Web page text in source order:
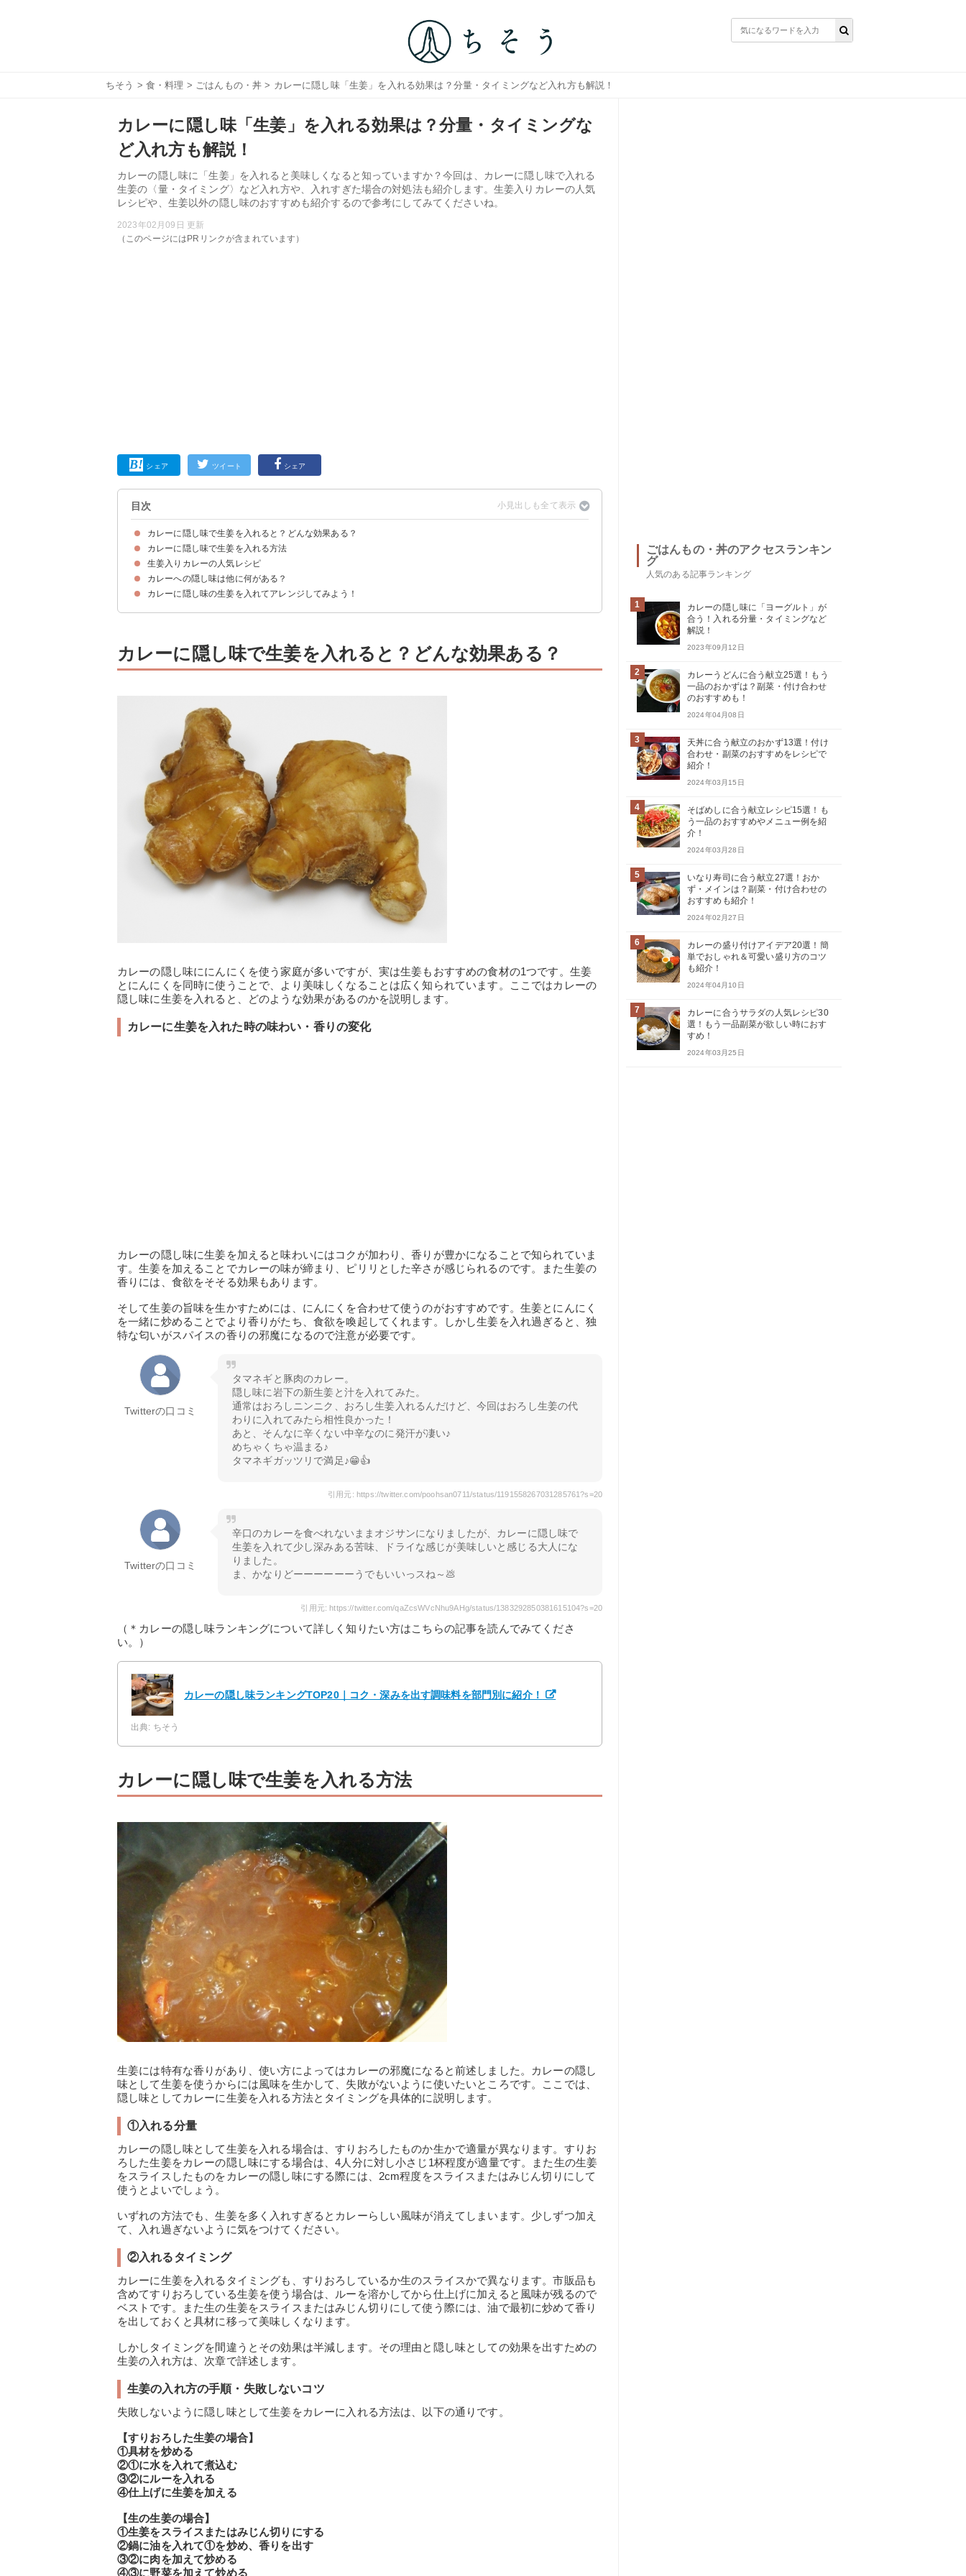
ちそう > 食・料理 > ごはんもの・丼 > カレーに隠し味「生姜」を入れる効果は？分量・タイミングなど入れ方も解説！
カレーに隠し味「生姜」を入れる効果は？分量・タイミングな
ど入れ方も解説！
カレーの隠し味に「生姜」を入れると美味しくなると知っていますか？今回は、カレーに隠し味で入れる
生姜の〈量・タイミング〉など入れ方や、入れすぎた場合の対処法も紹介します。生姜入りカレーの人気
レシピや、生姜以外の隠し味のおすすめも紹介するので参考にしてみてくださいね。
2023年02月09日 更新
（このページにはPRリンクが含まれています）
シェア ツイート シェア
目次
カレーに隠し味で生姜を入れると？どんな効果ある？
カレーに生姜を入れた時の味わい・香りの変化
カレーに隠し味で生姜を入れる方法
①入れる分量
②入れるタイミング
生姜の入れ方の手順・失敗しないコツ
カレーに生姜を入れすぎた場合の対処法は？
生姜入りカレーの人気レシピ
①キーマカレー
②和風カレー
③トマトカレー
カレーへの隠し味は他に何がある？
①チョコレート
②味噌
③コーヒー
カレーに隠し味の生姜を入れてアレンジしてみよう！
カレーに隠し味で生姜を入れると？どんな効果ある？
カレーの隠し味ににんにくを使う家庭が多いですが、実は生姜もおすすめの食材の1つです。生姜
とにんにくを同時に使うことで、より美味しくなることは広く知られています。ここではカレーの
隠し味に生姜を入れると、どのような効果があるのかを説明します。
カレーに生姜を入れた時の味わい・香りの変化
カレーの隠し味に生姜を加えると味わいにはコクが加わり、香りが豊かになることで知られていま
す。生姜を加えることでカレーの味が締まり、ピリリとした辛さが感じられるのです。また生姜の
香りには、食欲をそそる効果もあります。
そして生姜の旨味を生かすためには、にんにくを合わせて使うのがおすすめです。生姜とにんにく
を一緒に炒めることでより香りがたち、食欲を喚起してくれます。しかし生姜を入れ過ぎると、独
特な匂いがスパイスの香りの邪魔になるので注意が必要です。
Twitterの口コミ
タマネギと豚肉のカレー。
隠し味に岩下の新生姜と汁を入れてみた。
通常はおろしニンニク、おろし生姜入れるんだけど、今回はおろし生姜の代
わりに入れてみたら相性良かった！
あと、そんなに辛くない中辛なのに発汗が凄い♪
めちゃくちゃ温まる♪
タマネギガッツリで満足♪😁👍️
引用元: https://twitter.com/poohsan0711/status/1191558267031285761?s=20
Twitterの口コミ
辛口のカレーを食べれないままオジサンになりましたが、カレーに隠し味で
生姜を入れて少し深みある苦味、ドライな感じが美味しいと感じる大人にな
りました。
ま、かなりどーーーーーーうでもいいっスね～💩
引用元: https://twitter.com/qaZcsWVcNhu9AHg/status/1383292850381615104?s=20
（＊カレーの隠し味ランキングについて詳しく知りたい方はこちらの記事を読んでみてくださ
い。）
カレーの隠し味ランキングTOP20｜コク・深みを出す調味料を部門別に紹介！
出典: ちそう
カレーに隠し味で生姜を入れる方法
生姜には特有な香りがあり、使い方によってはカレーの邪魔になると前述しました。カレーの隠し
味として生姜を使うからには風味を生かして、失敗がないように使いたいところです。ここでは、
隠し味としてカレーに生姜を入れる方法とタイミングを具体的に説明します。
①入れる分量
カレーの隠し味として生姜を入れる場合は、すりおろしたものか生かで適量が異なります。すりお
ろした生姜をカレーの隠し味にする場合は、4人分に対し小さじ1杯程度が適量です。また生の生姜
をスライスしたものをカレーの隠し味にする際には、2cm程度をスライスまたはみじん切りにして
使うとよいでしょう。
いずれの方法でも、生姜を多く入れすぎるとカレーらしい風味が消えてしまいます。少しずつ加え
て、入れ過ぎないように気をつけてください。
②入れるタイミング
カレーに生姜を入れるタイミングも、すりおろしているか生のスライスかで異なります。市販品も
含めてすりおろしている生姜を使う場合は、ルーを溶かしてから仕上げに加えると風味が残るので
ベストです。また生の生姜をスライスまたはみじん切りにして使う際には、油で最初に炒めて香り
を出しておくと具材に移って美味しくなります。
しかしタイミングを間違うとその効果は半減します。その理由と隠し味としての効果を出すための
生姜の入れ方は、次章で詳述します。
生姜の入れ方の手順・失敗しないコツ
失敗しないように隠し味として生姜をカレーに入れる方法は、以下の通りです。
【すりおろした生姜の場合】
①具材を炒める
②①に水を入れて煮込む
③②にルーを入れる
④仕上げに生姜を加える
【生の生姜の場合】
①生姜をスライスまたはみじん切りにする
②鍋に油を入れて①を炒め、香りを出す
③②に肉を加えて炒める
④③に野菜を加えて炒める
ごはんもの・丼のアクセスランキン
グ
人気のある記事ランキング
1
カレーの隠し味に「ヨーグルト」が
合う！入れる分量・タイミングなど
解説！
2023年09月12日
2
カレーうどんに合う献立25選！もう
一品のおかずは？副菜・付け合わせ
のおすすめも！
2024年04月08日
3
天丼に合う献立のおかず13選！付け
合わせ・副菜のおすすめをレシピで
紹介！
2024年03月15日
4
そばめしに合う献立レシピ15選！も
う一品のおすすめやメニュー例を紹
介！
2024年03月28日
5
いなり寿司に合う献立27選！おか
ず・メインは？副菜・付け合わせの
おすすめも紹介！
2024年02月27日
6
カレーの盛り付けアイデア20選！簡
単でおしゃれ＆可愛い盛り方のコツ
も紹介！
2024年04月10日
7
カレーに合うサラダの人気レシピ30
選！もう一品副菜が欲しい時におす
すめ！
2024年03月25日